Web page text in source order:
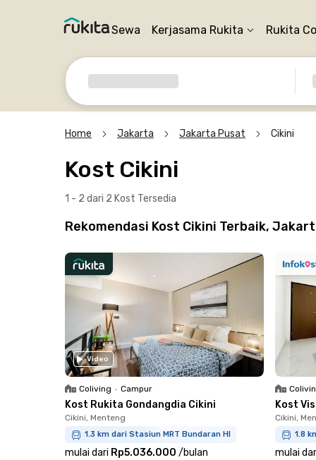
Sewa Kerjasama Rukita Rukita
Home Jakarta Jakarta Pusat Cikini
Kost Cikini
1 - 2 dari 2 Kost Tersedia
Rekomendasi Kost Cikini Terbaik,
Video
Coliving • Campur
Kost Rukita Gondangdia Cikini
Cikini, Menteng
1.3 km dari Stasiun MRT Bundaran HI
mulai dari Rp5.036.000 /bulan
Kost
Cikini,
1.8
mulai